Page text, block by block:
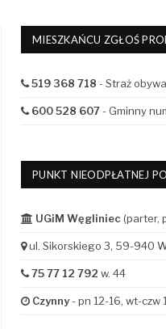
MIESZKAŃCU ZGŁOŚ
519 368 718 - Straż
600 528 607- Gminny
PUNKT NIEODPŁATNEJ
UGiM Węgliniec (parter,
ul. Sikorskiego 3, 59-940
75 77 12 792 w. 44
Czynny- pn 12-16, wt-czw